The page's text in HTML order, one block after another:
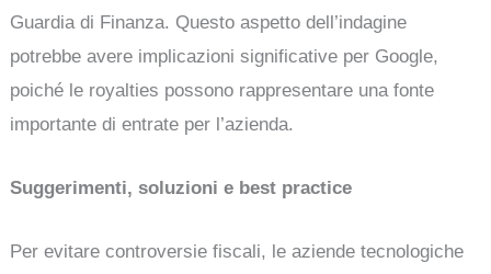
Guardia di Finanza. Questo aspetto dell’indagine
potrebbe avere implicazioni significative per Google,
poiché le royalties possono rappresentare una fonte
importante di entrate per l’azienda.
Suggerimenti, soluzioni e best practice
Per evitare controversie fiscali, le aziende tecnologiche